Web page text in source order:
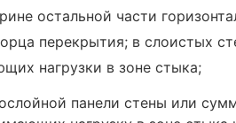
остальной части
перекрытия; в слоистых
нагрузки в зоне стыка;
панели стены или